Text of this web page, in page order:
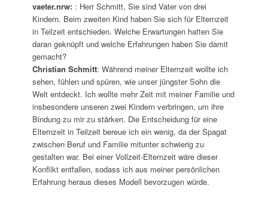
vaeter.nrw: : Herr Schmitt, Sie sind Vater von drei
Kindern. Beim zweiten Kind haben Sie sich für Elternzeit
in Teilzeit entschieden. Welche Erwartungen hatten Sie
daran geknüpft und welche Erfahrungen haben Sie damit
gemacht?
Christian Schmitt: Während meiner Elternzeit wollte ich
sehen, fühlen und spüren, wie unser jüngster Sohn die
Welt entdeckt. Ich wollte mehr Zeit mit meiner Familie und
insbesondere unseren zwei Kindern verbringen, um ihre
Bindung zu mir zu stärken. Die Entscheidung für eine
Elternzeit in Teilzeit bereue ich ein wenig, da der Spagat
zwischen Beruf und Familie mitunter schwierig zu
gestalten war. Bei einer Vollzeit-Elternzeit wäre dieser
Konflikt entfallen, sodass ich aus meiner persönlichen
Erfahrung heraus dieses Modell bevorzugen würde.